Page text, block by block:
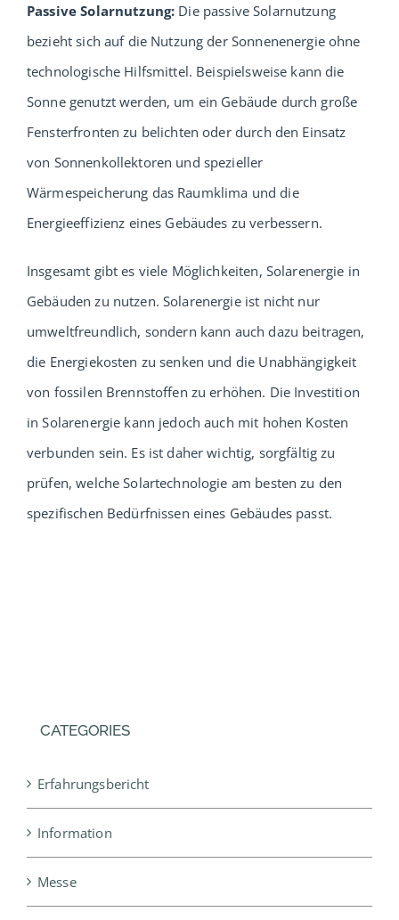
Passive Solarnutzung: Die passive Solarnutzung
bezieht sich auf die Nutzung der Sonnenenergie ohne
technologische Hilfsmittel. Beispielsweise kann die
Sonne genutzt werden, um ein Gebäude durch große
Fensterfronten zu belichten oder durch den Einsatz
von Sonnenkollektoren und spezieller
Wärmespeicherung das Raumklima und die
Energieeffizienz eines Gebäudes zu verbessern.
Insgesamt gibt es viele Möglichkeiten, Solarenergie in
Gebäuden zu nutzen. Solarenergie ist nicht nur
umweltfreundlich, sondern kann auch dazu beitragen,
die Energiekosten zu senken und die Unabhängigkeit
von fossilen Brennstoffen zu erhöhen. Die Investition
in Solarenergie kann jedoch auch mit hohen Kosten
verbunden sein. Es ist daher wichtig, sorgfältig zu
prüfen, welche Solartechnologie am besten zu den
spezifischen Bedürfnissen eines Gebäudes passt.
CATEGORIES
Erfahrungsbericht
Information
Messe